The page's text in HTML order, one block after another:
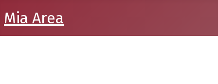
Mia Area